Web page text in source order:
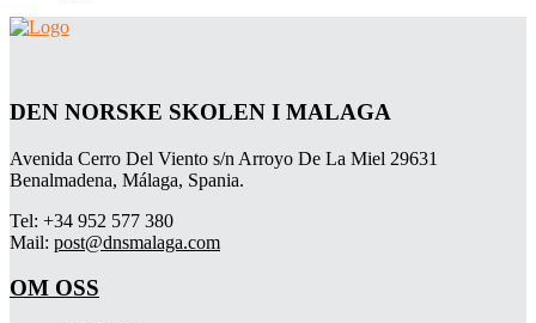
DEN NORSKE SKOLEN I MALAGA
Avenida Cerro Del Viento s/n Arroyo De La Miel 29631
Benalmadena, Málaga, Spania.
Tel: +34 952 577 380
Mail: post@dnsmalaga.com
OM OSS